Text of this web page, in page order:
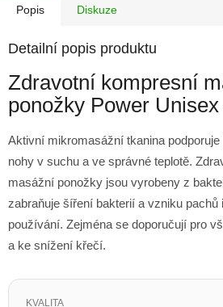
Popis Diskuze
Detailní popis produktu
Zdravotní kompresní
ponožky Power
Aktivní mikromasážní tkanina
nohy v suchu a ve správné teplotě.
masážní ponožky jsou vyrobeny z
zabraňuje šíření bakterií a vzniku pachů
používání. Zejména se doporučují pro
a ke snížení křečí.
KVALITA